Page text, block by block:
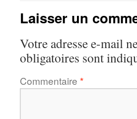
Laisser un
Votre adresse e-mail
obligatoires sont
Commentaire *